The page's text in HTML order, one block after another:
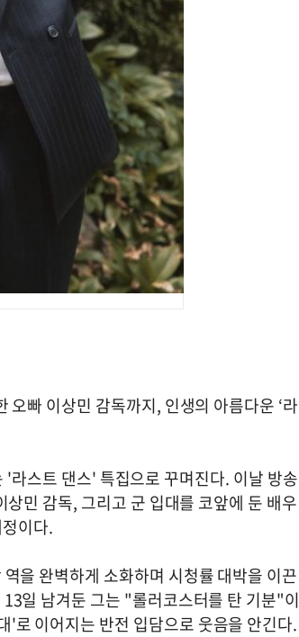
빠 이상민 감독까지, 인생의 아름다운 ‘라
스트 댄스' 특집으로 꾸며진다. 이날 방송
민 감독, 그리고 군 입대를 코앞에 둔 배우
이다.
을 완벽하게 소화하며 시청률 대박을 이끈
일 남겨둔 그는 "롤러코스터를 탄 기분"이
'로 이어지는 반전 입담으로 웃음을 안긴다.